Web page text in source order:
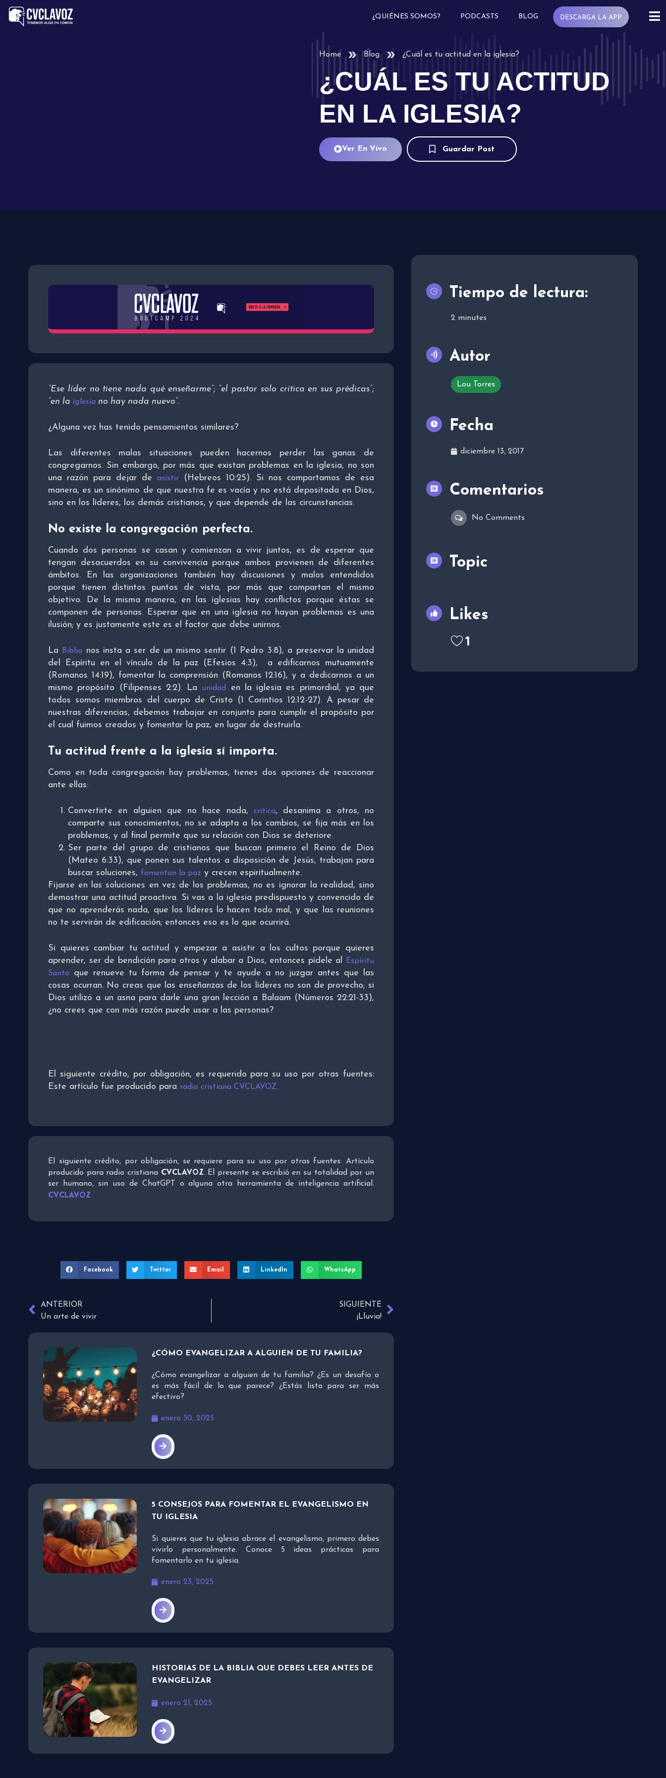
¿QUIÉNES SOMOS? PODCASTS BLOG DESCARGA LA APP
Home Blog ¿Cuál es tu actitud en la iglesia?
¿CUÁL ES TU ACTITUD
EN LA IGLESIA?
Ver En Vivo Guardar Post
“Ese líder no tiene nada qué enseñarme”; “el pastor solo critica en sus prédicas”;
“en la iglesia no hay nada nuevo”.
¿Alguna vez has tenido pensamientos similares?
Las diferentes malas situaciones pueden hacernos perder las ganas de
congregarnos. Sin embargo, por más que existan problemas en la iglesia, no son
una razón para dejar de asistir (Hebreos 10:25). Si nos comportamos de esa
manera, es un sinónimo de que nuestra fe es vacía y no está depositada en Dios,
sino en los líderes, los demás cristianos, y que depende de las circunstancias.
No existe la congregación perfecta.
Cuando dos personas se casan y comienzan a vivir juntos, es de esperar que
tengan desacuerdos en su convivencia porque ambos provienen de diferentes
ámbitos. En las organizaciones también hay discusiones y malos entendidos
porque tienen distintos puntos de vista, por más que compartan el mismo
objetivo. De la misma manera, en las iglesias hay conflictos porque éstas se
componen de personas. Esperar que en una iglesia no hayan problemas es una
ilusión; y es justamente este es el factor que debe unirnos.
La Biblia
nos insta a ser de un mismo sentir (1 Pedro 3:8), a preservar la unidad
del Espíritu en el vínculo de la paz (Efesios 4:3), a edificarnos mutuamente
(Romanos 14:19), fomentar la comprensión (Romanos 12:16), y a dedicarnos a un
mismo propósito (Filipenses 2:2). La
unidad
en la iglesia es primordial, ya que
todos somos miembros del cuerpo de Cristo (1 Corintios 12:12-27). A pesar de
nuestras diferencias, debemos trabajar en conjunto para cumplir el propósito por
el cual fuimos creados y fomentar la paz, en lugar de destruirla.
Tu actitud frente a la iglesia sí importa.
Como en toda congregación hay problemas, tienes dos opciones de reaccionar
ante ellas:
Convertirte en alguien que no hace nada, critica, desanima a otros, no
comparte sus conocimientos, no se adapta a los cambios, se fija más en los
problemas, y al final permite que su relación con Dios se deteriore.
Ser parte del grupo de cristianos que buscan primero el Reino de Dios
(Mateo 6:33), que ponen sus talentos a disposición de Jesús, trabajan para
buscar soluciones, fomentan la paz y crecen espiritualmente.
Fijarse en las soluciones en vez de los problemas, no es ignorar la realidad, sino
demostrar una actitud proactiva. Si vas a la iglesia predispuesto y convencido de
que no aprenderás nada, que los líderes lo hacen todo mal, y que las reuniones
no te servirán de edificación; entonces eso es lo que ocurrirá.
Si quieres cambiar tu actitud y empezar a asistir a los cultos porque quieres
aprender, ser de bendición para otros y alabar a Dios, entonces pídele al
Espíritu
Santo
que renueve tu forma de pensar y te ayude a no juzgar antes que las
cosas ocurran. No creas que las enseñanzas de los líderes no son de provecho; si
Dios utilizó a un asna para darle una gran lección a Balaam (Números 22:21-33),
¿no crees que con más razón puede usar a las personas?
El siguiente crédito, por obligación, es requerido para su uso por otras fuentes:
Este artículo fue producido para radio cristiana CVCLAVOZ.
El siguiente crédito, por obligación, se requiere para su uso por otras fuentes: Artículo
producido para radio cristiana CVCLAVOZ. El presente se escribió en su totalidad por un
ser humano, sin uso de ChatGPT o alguna otra herramienta de inteligencia artificial.
CVCLAVOZ
Facebook Twitter Email LinkedIn WhatsApp
ANTERIOR
Un arte de vivir
SIGUIENTE
¡Lluvia!
¿CÓMO EVANGELIZAR A ALGUIEN DE TU FAMILIA?
¿Cómo evangelizar a alguien de tu familia? ¿Es un desafío o
es más fácil de lo que parece? ¿Estás listo para ser más
efectivo?
enero 30, 2025
5 CONSEJOS PARA FOMENTAR EL EVANGELISMO EN
TU IGLESIA
Si quieres que tu iglesia abrace el evangelismo, primero debes
vivirlo personalmente. Conoce 5 ideas prácticas para
fomentarlo en tu iglesia.
enero 23, 2025
HISTORIAS DE LA BIBLIA QUE DEBES LEER ANTES DE
EVANGELIZAR
enero 21, 2025
Tiempo de lectura:
2 minutes
Autor
Lou Torres
Fecha
diciembre 13, 2017
Comentarios
No Comments
Topic
Likes
1